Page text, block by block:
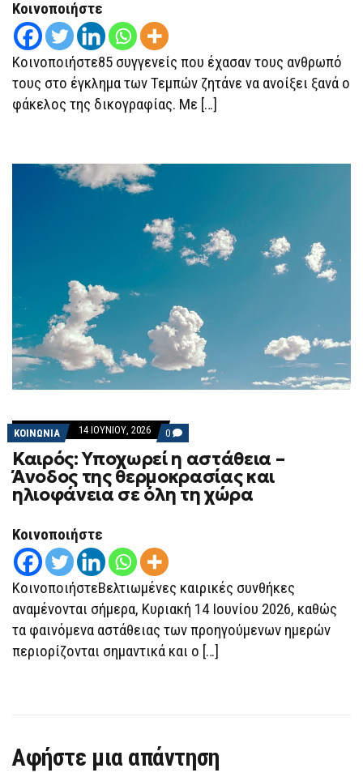
Κοινοποιήστε
Κοινοποιήστε85 συγγενείς που έχασαν τους ανθρωπό
τους στο έγκλημα των Τεμπών ζητάνε να ανοίξει ξανά ο
φάκελος της δικογραφίας. Με […]
ΚΟΙΝΩΝΙΑ 14 ΙΟΥΝΊΟΥ, 2026 0 COMMENTS
ON
ΚΑΙΡΌΣ:
ΥΠΟΧΩΡΕΊ
Η
ΑΣΤΆΘΕΙΑ
–
ΌΛΗ
ΧΏΡΑ
Καιρός: Υποχωρεί η αστάθεια –
Άνοδος της θερμοκρασίας και
ηλιοφάνεια σε όλη τη χώρα
Κοινοποιήστε
ΚοινοποιήστεΒελτιωμένες καιρικές συνθήκες
αναμένονται σήμερα, Κυριακή 14 Ιουνίου 2026, καθώς
τα φαινόμενα αστάθειας των προηγούμενων ημερών
περιορίζονται σημαντικά και ο […]
Αφήστε μια απάντηση